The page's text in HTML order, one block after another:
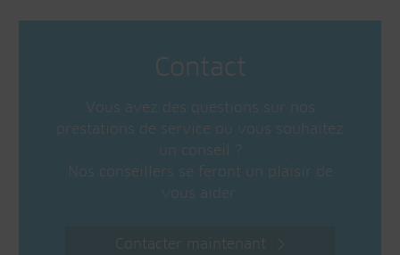
Contact
Vous avez des questions sur nos
prestations de service ou vous souhaitez
un conseil ?
Nos conseillers se feront un plaisir de
vous aider.
Contacter maintenant